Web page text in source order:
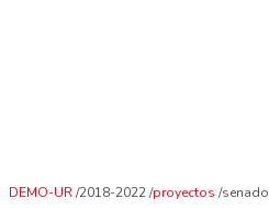
DEMO-UR 2018-2022 proyectos senado